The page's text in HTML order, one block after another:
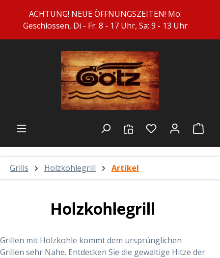
Zum Hauptinhalt springen
ACHTUNG! NEUE ÖFFNUNGSZEITEN! Mo:
Geschlossen, Di - Fr: 8 - 17 Uhr, Sa: 9 - 13 Uhr
Du hast 0
Grills Holzkohlegrill Artikel
Holzkohlegrill
Grillen mit Holzkohle kommt dem ursprünglichen
Grillen sehr Nahe. Entdecken Sie die gewaltige Hitze der